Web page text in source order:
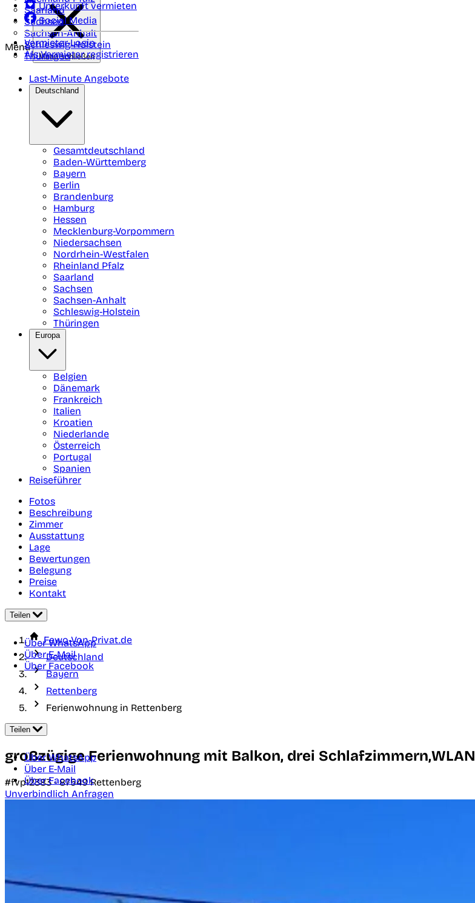
Saarland
Sachsen
Sachsen-Anhalt
Schleswig-Holstein
Thüringen
Unterkunft vermieten
Social Media
Vermieter-Login
Als Vermieter registrieren
Menü
Menü schließen
Last-Minute Angebote
Deutschland
Gesamtdeutschland
Baden-Württemberg
Bayern
Berlin
Brandenburg
Hamburg
Hessen
Mecklenburg-Vorpommern
Niedersachsen
Nordrhein-Westfalen
Rheinland Pfalz
Saarland
Sachsen
Sachsen-Anhalt
Schleswig-Holstein
Thüringen
Europa
Belgien
Dänemark
Frankreich
Italien
Kroatien
Niederlande
Österreich
Portugal
Spanien
Reiseführer
Fotos
Beschreibung
Zimmer
Ausstattung
Lage
Bewertungen
Belegung
Preise
Kontakt
Teilen
Über WhatsApp
Über E-Mail
Über Facebook
Fewo-Von-Privat.de
Deutschland
Bayern
Rettenberg
Ferienwohnung in Rettenberg
Teilen
Über WhatsApp
Über E-Mail
Über Facebook
großzügige Ferienwohnung mit Balkon, drei Schlafzimmern,WLAN
#fvp12383 -87549Rettenberg
Unverbindlich Anfragen